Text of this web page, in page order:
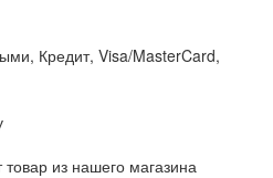
Кредит, Visa/MasterCard,
из нашего магазина